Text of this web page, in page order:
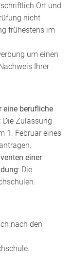
Ort und
nicht
frühestens im
um einen
Ihrer
eine berufliche
Die Zulassung
1. Februar eines
einer
: Die
nach den